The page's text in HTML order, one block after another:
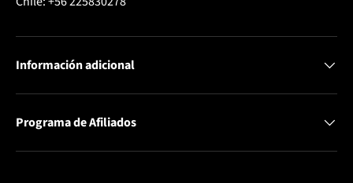
Información adicional
Programa de Afiliados